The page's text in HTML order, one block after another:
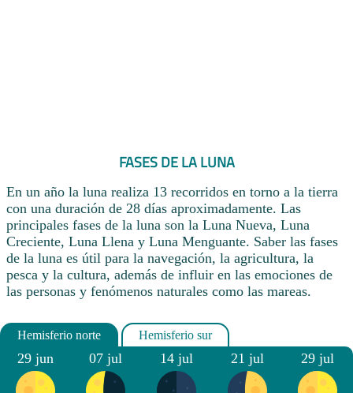
FASES DE LA LUNA
En un año la luna realiza 13 recorridos en torno a la tierra
con una duración de 28 días aproximadamente. Las
principales fases de la luna son la Luna Nueva, Luna
Creciente, Luna Llena y Luna Menguante. Saber las fases
de la luna es útil para la navegación, la agricultura, la
pesca y la cultura, además de influir en las emociones de
las personas y fenómenos naturales como las mareas.
29 jun 07 jul 14 jul 21 jul 29 jul